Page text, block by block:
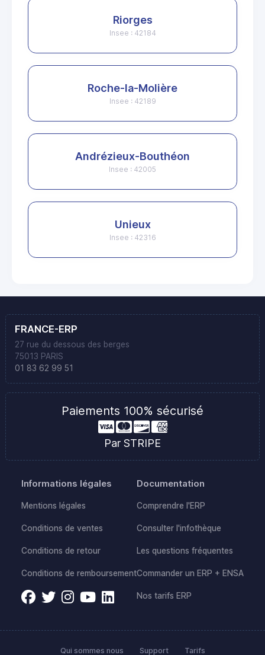
Riorges
Insee : 42184
Roche-la-Molière
Insee : 42189
Andrézieux-Bouthéon
Insee : 42005
Unieux
Insee : 42316
FRANCE-ERP
27 rue du dessous des berges
75013 PARIS
01 83 62 99 51
Paiements 100% sécurisé
Par STRIPE
Informations légales
Mentions légales
Conditions de ventes
Conditions de retour
Conditions de remboursement
Documentation
Comprendre l'ERP
Consulter l'infothèque
Les questions fréquentes
Commander un ERP + ENSA
Nos tarifs ERP
Qui sommes nous Support Tarifs